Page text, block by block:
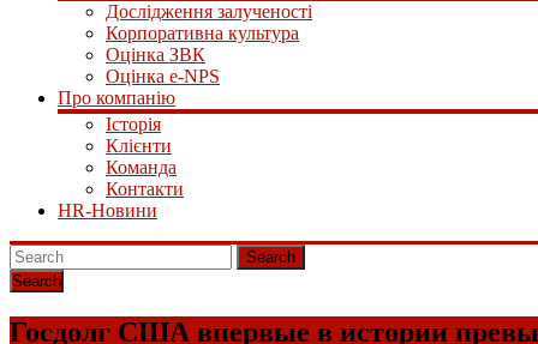
Дослідження залученості
Корпоративна культура
Оцінка ЗВК
Оцінка e-NPS
Про компанію
Історія
Клієнти
Команда
Контакти
HR-Новини
Search
Госдолг США впервые в истории